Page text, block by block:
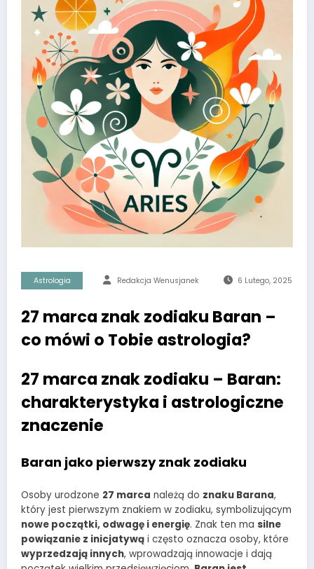
Astrologia Redakcja Wenusjanek 6 Lutego, 2025
27 marca znak zodiaku Baran –
co mówi o Tobie astrologia?
27 marca znak zodiaku – Baran:
charakterystyka i astrologiczne
znaczenie
Baran jako pierwszy znak zodiaku
Osoby urodzone 27 marca należą do znaku Barana,
który jest pierwszym znakiem w zodiaku, symbolizującym
nowe początki, odwagę i energię. Znak ten ma silne
powiązanie z inicjatywą i często oznacza osoby, które
wyprzedzają innych, wprowadzają innowacje i dają